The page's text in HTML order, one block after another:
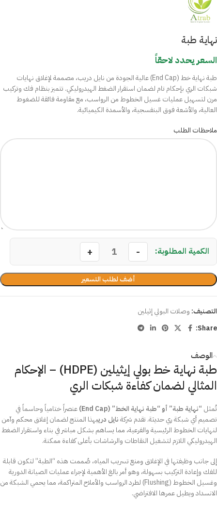
نهاية طبة
السعر يحدد لاحقاً
طبة نهاية خط (End Cap) عالية الجودة من نايل دريب، مصممة لإغلاق نهايات
شبكات الري بإحكام تام لضمان استقرار الضغط الهيدروليكي. تتميز بنظام فك وتركيب
مرن لتسهيل عمليات غسيل الخطوط من الرواسب، مع مقاومة فائقة للضغوط
العالية، والأشعة فوق البنفسجية، والأسمدة الكيميائية.
ملاحظات الطلب
أضف لطلب التسعير
التصنيف: وصلات البولي إثيلين
Share:
الوصف
طبة نهاية خط بولي إيثيلين (HDPE) – الإحكام
المثالي لضمان كفاءة شبكات الري
تُمثل “نهاية طبة” أو “طبة نهاية الخط” (End Cap)
عنصراً ختامياً وحاسماً في
تصميم أي شبكة ري حديثة. تقدم شركةنايل دريبهذا المنتج لضمان إغلاق محكم وآمن
لنهايات الخطوط الرئيسية والفرعية، مما يساهم بشكل مباشر في بناء واستقرار الضغط
الهيدروليكي اللازم لتشغيل النقاطات والرشاشات بأعلى كفاءة ممكنة.
إلى جانب وظيفتها في الإغلاق ومنع تسريب المياه، صُممت هذه “الطبة” لتكون قابلة
للفك وإعادة التركيب بسهولة، وهو أمر بالغ الأهمية لإجراء عمليات الصيانة الدورية
وغسيل الخطوط (Flushing) لطرد الرواسب والأملاح المتراكمة، مما يحمي الشبكة من
الانسداد ويطيل عمرها الافتراضي.